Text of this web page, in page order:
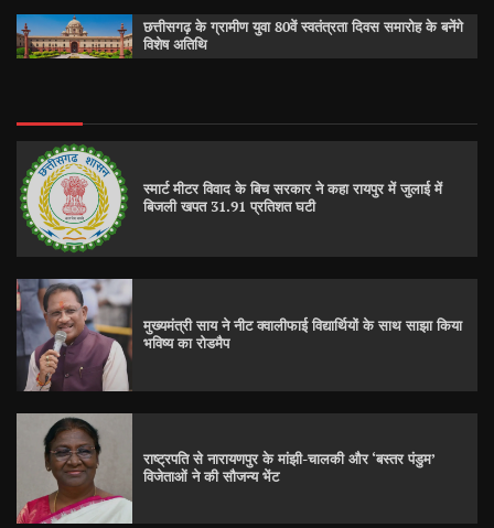
छत्तीसगढ़ के ग्रामीण युवा 80वें स्वतंत्रता दिवस समारोह के बनेंगे
विशेष अतिथि
स्मार्ट मीटर विवाद के बिच सरकार ने कहा रायपुर में जुलाई में
बिजली खपत 31.91 प्रतिशत घटी
मुख्यमंत्री साय ने नीट क्वालीफाई विद्यार्थियों के साथ साझा किया
भविष्य का रोडमैप
राष्ट्रपति से नारायणपुर के मांझी-चालकी और ‘बस्तर पंडुम’
विजेताओं ने की सौजन्य भेंट